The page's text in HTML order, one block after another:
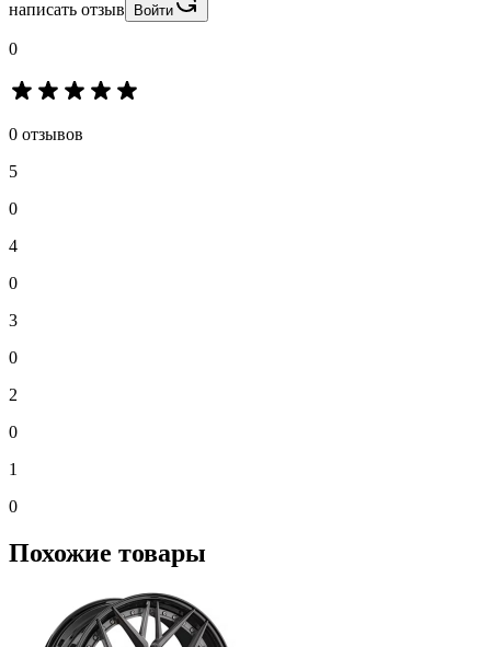
написать отзыв Войти
0
0 отзывов
5
0
4
0
3
0
2
0
1
0
Похожие товары